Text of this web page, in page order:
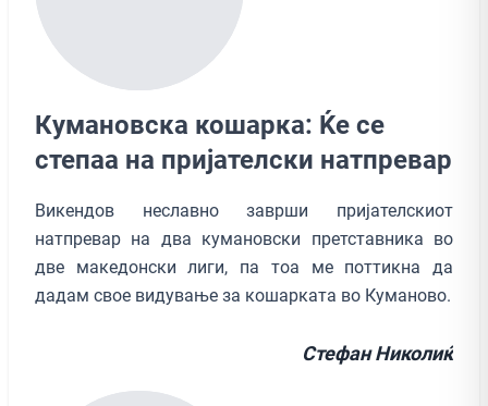
Кумановска кошарка: Ќе се
степаа на пријателски натпревар
Викендов неславно заврши пријателскиот
натпревар на два кумановски претставника во
две македонски лиги, па тоа ме поттикна да
дадам свое видување за кошарката во Куманово.
Стефан Николиќ